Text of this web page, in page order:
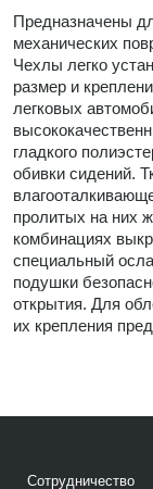
Предназначены
механических
Чехлы легко
размер и
легковых
гладкого
обивки сидений.
пролитых на них
комбинациях
специальный
подушки
открытия. Для
их крепления
Сотрудничество